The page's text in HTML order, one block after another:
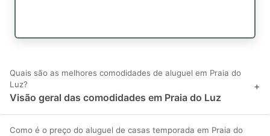
Quais são as melhores comodidades de aluguel em Praia do
Luz?
Visão geral das comodidades em Praia do Luz
+
Como é o preço do aluguel de casas temporada em Praia do